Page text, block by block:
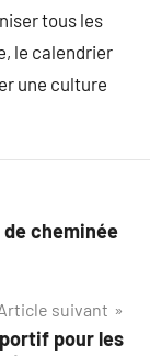
tous les
le calendrier
une culture
cheminée
suivant
pour les